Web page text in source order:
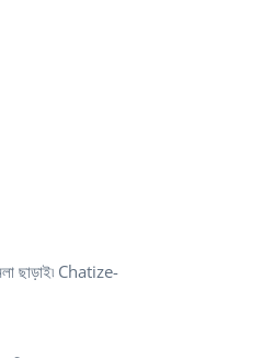
ছাড়াই৷ Chatize-